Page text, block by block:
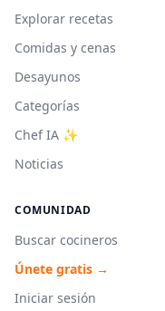
Explorar recetas
Comidas y cenas
Desayunos
Categorías
Chef IA ✨
Noticias
COMUNIDAD
Buscar cocineros
Únete gratis →
Iniciar sesión